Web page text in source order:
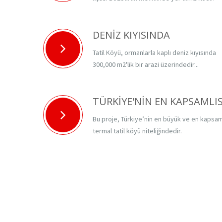
DENİZ KIYISINDA
Tatil Köyü, ormanlarla kaplı deniz kıyısında
300,000 m2'lik bir arazi üzerindedir...
TÜRKİYE'NİN EN
Bu proje, Türkiye’nin en büyük ve en
termal tatil köyü niteliğindedir.